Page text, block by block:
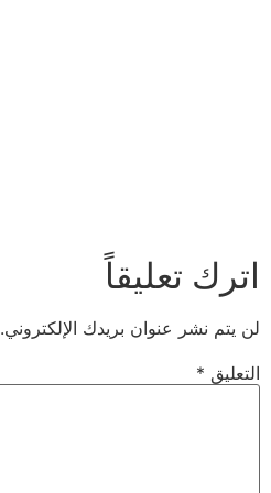
اترك تعليقاً
لن يتم نشر عنوان بريدك الإلكتروني.
التعليق *